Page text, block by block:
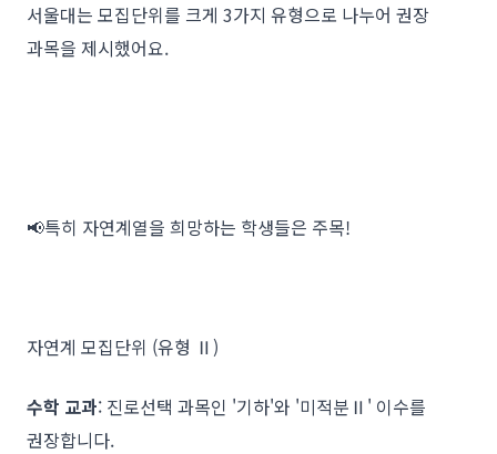
서울대는 모집단위를 크게 3가지 유형으로 나누어 권장
과목을 제시했어요.
📢특히 자연계열을 희망하는 학생들은 주목!
자연계 모집단위 (유형 Ⅱ)
수학 교과: 진로선택 과목인 '기하'와 '미적분Ⅱ' 이수를
권장합니다.